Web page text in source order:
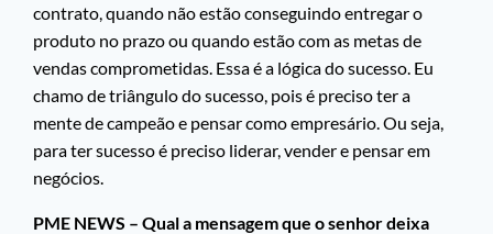
contrato, quando não estão conseguindo entregar o
produto no prazo ou quando estão com as metas de
vendas comprometidas. Essa é a lógica do sucesso. Eu
chamo de triângulo do sucesso, pois é preciso ter a
mente de campeão e pensar como empresário. Ou seja,
para ter sucesso é preciso liderar, vender e pensar em
negócios.
PME NEWS – Qual a mensagem que o senhor deixa